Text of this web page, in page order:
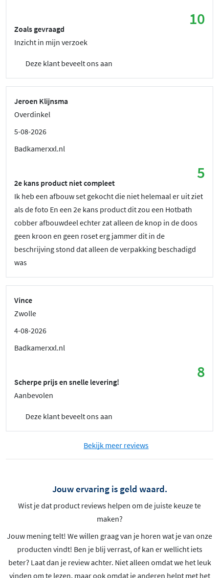
10
Zoals gevraagd
Inzicht in mijn verzoek
Deze klant beveelt ons aan
Jeroen Klijnsma
Overdinkel
5-08-2026
Badkamerxxl.nl
5
2e kans product niet compleet
Ik heb een afbouw set gekocht die niet helemaal er uit ziet
als de foto En een 2e kans product dit zou een Hotbath
cobber afbouwdeel echter zat alleen de knop in de doos
geen kroon en geen roset erg jammer dit in de
beschrijving stond dat alleen de verpakking beschadigd
was
Vince
Zwolle
4-08-2026
Badkamerxxl.nl
8
Scherpe prijs en snelle levering!
Aanbevolen
Deze klant beveelt ons aan
Bekijk meer reviews
Jouw ervaring is geld waard.
Wist je dat product reviews helpen om de juiste keuze te
maken?
Jouw mening telt! We willen graag van je horen wat je van onze
producten vindt! Ben je blij verrast, of kan er wellicht iets
beter? Laat dan je review achter. Niet alleen omdat we het leuk
vinden om te lezen, maar ook omdat je anderen helpt met het